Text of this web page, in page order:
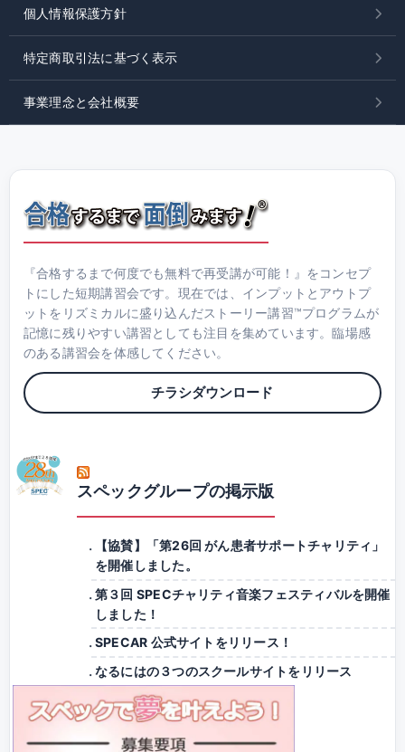
個人情報保護方針
特定商取引法に基づく表示
事業理念と会社概要
『合格するまで何度でも無料で再受講が可能！』をコンセプ
トにした短期講習会です。現在では、インプットとアウトプ
ットをリズミカルに盛り込んだストーリー講習™プログラムが
記憶に残りやすい講習としても注目を集めています。臨場感
のある講習会を体感してください。
チラシダウンロード
スペックグループの掲示版
【協賛】「第26回 がん患者サポートチャリティ」
を開催しました。
第３回 SPECチャリティ音楽フェスティバルを開催
しました！
SPECAR 公式サイトをリリース！
なるにはの３つのスクールサイトをリリース